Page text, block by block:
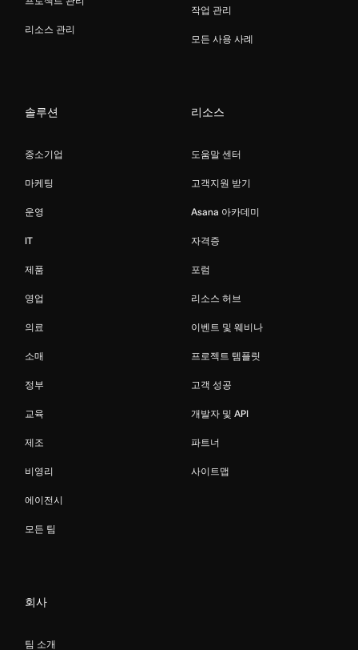
리소스 관리
작업 관리
모든 사용 사례
솔루션
중소기업
마케팅
운영
IT
제품
영업
의료
소매
정부
교육
제조
비영리
에이전시
모든 팀
리소스
도움말 센터
고객지원 받기
Asana 아카데미
자격증
포럼
리소스 허브
이벤트 및 웨비나
프로젝트 템플릿
고객 성공
개발자 및 API
파트너
사이트맵
회사
팀 소개